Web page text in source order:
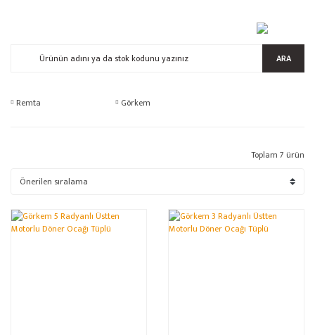
ARA
Remta Görkem
Toplam 7 ürün